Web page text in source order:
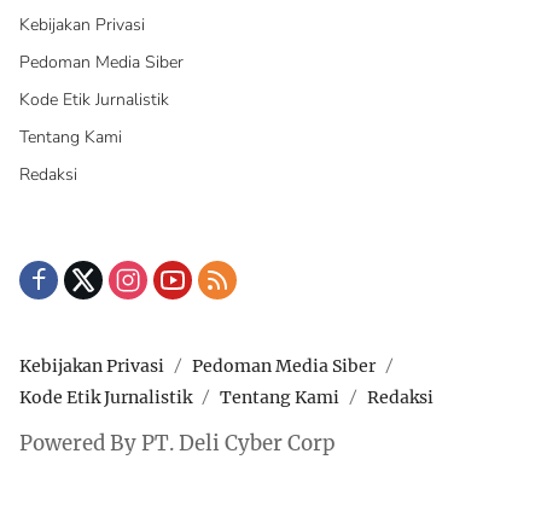
Kebijakan Privasi
Pedoman Media Siber
Kode Etik Jurnalistik
Tentang Kami
Redaksi
Kebijakan Privasi
Pedoman Media Siber
Kode Etik Jurnalistik
Tentang Kami Redaksi
Powered By PT. Deli Cyber Corp